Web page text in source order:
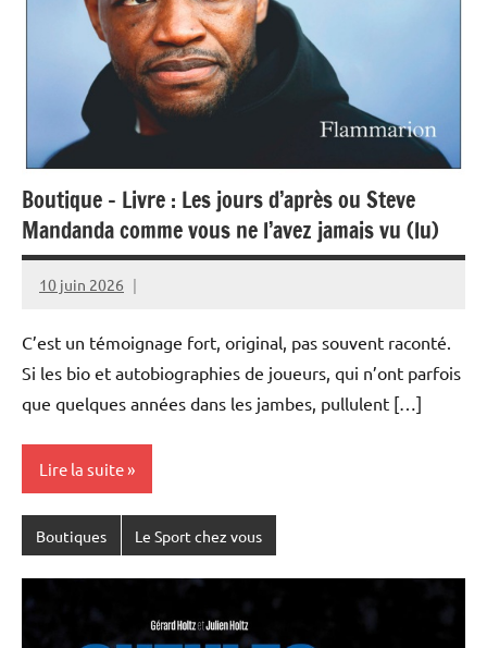
Boutique – Livre : Les jours d’après ou Steve
Mandanda comme vous ne l’avez jamais vu (lu)
10 juin 2026
Rédaction
C’est un témoignage fort, original, pas souvent raconté.
Si les bio et autobiographies de joueurs, qui n’ont parfois
que quelques années dans les jambes, pullulent […]
Lire la suite
Boutiques Le Sport chez vous